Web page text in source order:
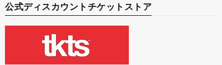
公式ディスカウントチケットストア